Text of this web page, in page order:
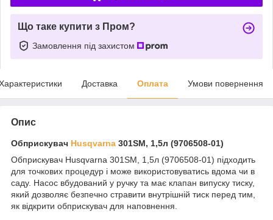
Що таке купити з Пром?
Замовлення під захистом
Доставка Оплата Умови повернення
Опис
Обприскувач Husqvarna 301SM, 1,5л (9706508-01)
Обприскувач Husqvarna 301SM, 1,5л (9706508-01) підходить
для точкових процедур і може використовуватись вдома чи в
саду. Насос вбудований у ручку та має клапан випуску тиску,
який дозволяє безпечно стравити внутрішній тиск перед тим,
як відкрити обприскувач для наповнення.